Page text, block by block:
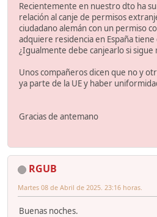
Recientemente en nuestro dto ha
relación al canje de permisos
ciudadano alemán con un permiso
adquiere residencia en España
¿Igualmente debe canjearlo si sigue
Unos compañeros dicen que no y
ya parte de la UE y haber
Gracias de antemano
RGUB
Martes 08 de Abril de 2025. 23:16 horas.
Buenas noches.